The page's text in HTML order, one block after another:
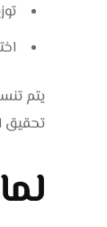
يتم
تحقيق